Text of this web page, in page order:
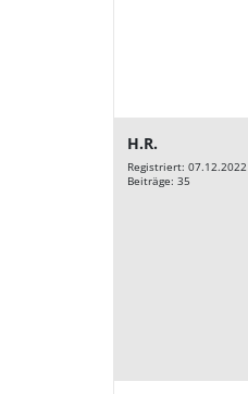
H.R.
Registriert: 07.12.2022
Beiträge: 35